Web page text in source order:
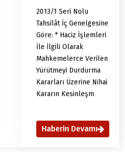
2013/1 Seri Nolu
Tahsilât İç Genelgesine
Göre: * Haciz İşlemleri
İle İlgili Olarak
Mahkemelerce Verilen
Yürütmeyi Durdurma
Kararları Üzerine Nihai
Kararın Kesinleşm
Haberin Devamı